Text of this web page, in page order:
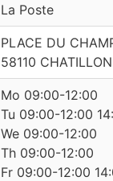
La Poste
PLACE DU
58110
Mo 09:00-12:00
Tu 09:00-12:00
We 09:00-12:00
Th 09:00-12:00
Fr 09:00-12:00